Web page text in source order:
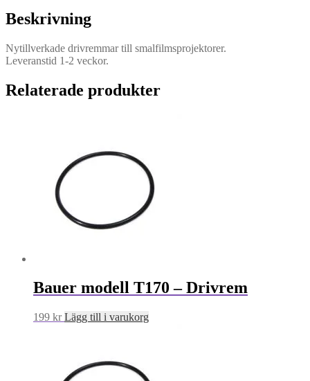
mängd
Beskrivning
Nytillverkade drivremmar till smalfilmsprojektorer.
Leveranstid 1-2 veckor.
Relaterade produkter
Bauer modell T170 – Drivrem
199 kr Lägg till i varukorg